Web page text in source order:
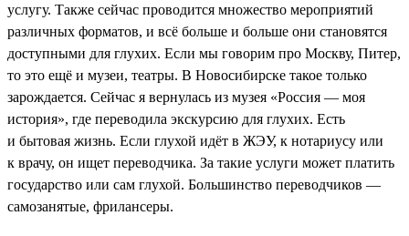
услугу. Также сейчас проводится множество мероприятий
различных форматов, и всё больше и больше они становятся
доступными для глухих. Если мы говорим про Москву, Питер,
то это ещё и музеи, театры. В Новосибирске такое только
зарождается. Сейчас я вернулась из музея «Россия — моя
история», где переводила экскурсию для глухих. Есть
и бытовая жизнь. Если глухой идёт в ЖЭУ, к нотариусу или
к врачу, он ищет переводчика. За такие услуги может платить
государство или сам глухой. Большинство переводчиков —
самозанятые, фрилансеры.